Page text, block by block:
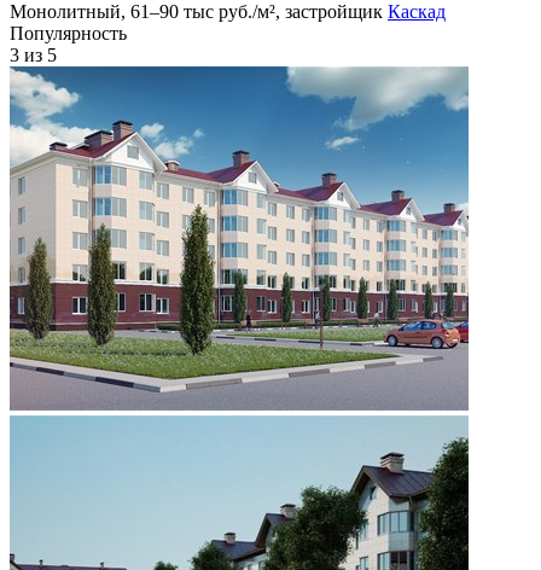
Монолитный, 61‒90 тыс руб./м², застройщик Каскад
Популярность
3 из 5